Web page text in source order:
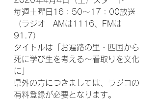
毎週土曜日16：50～17：00放送
（ラジオ　AMは1116、FMは
91.7）
タイトルは「お遍路の里・四国から
死に学び生を考える～看取りを文化
に」
県外の方につきましては、ラジコの
有料登録が必要となります。